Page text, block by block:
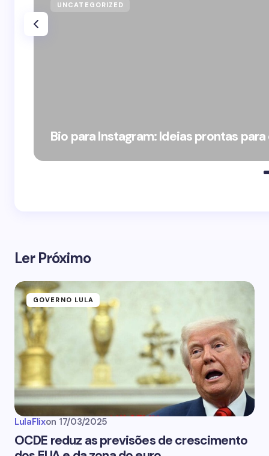
UNCATEGORIZED
Bio para Instagram: Ideias prontas
Ler Próximo
GOVERNO LULA
LulaFlixon 17/03/2025
OCDE reduz as previsões de crescimento